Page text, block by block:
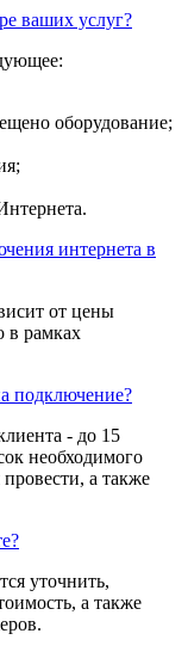
ваших услуг?
оборудование;
интернета в
от цены
в рамках
подключение?
- до 15
необходимого
провести, а также
уточнить,
а также